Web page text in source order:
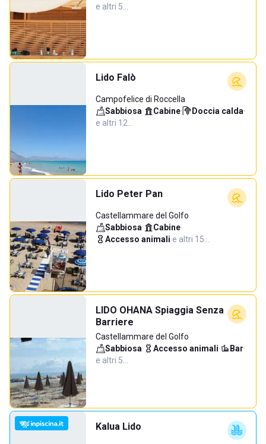
e altri 5…
Lido Falò
Campofelice di Roccella
Sabbiosa· Cabine· Doccia calda·
e altri 12…
Lido Peter Pan
Castellammare del Golfo
Sabbiosa· Cabine·
Accesso animali·e altri 15…
LIDO OHANA Spiaggia Senza
Barriere
Castellammare del Golfo
Sabbiosa· Accesso animali· Bar·
e altri 5…
Kalua Lido